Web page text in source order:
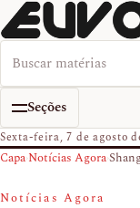
Buscar no EUVO
Seções
Sexta-feira, 7 de agosto
Capa›Notícias Agora›
Notícias Agora